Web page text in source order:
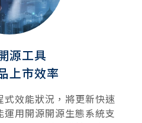
源工具
上市效率
效能狀況，將更新快速
用開源開源生態系統支